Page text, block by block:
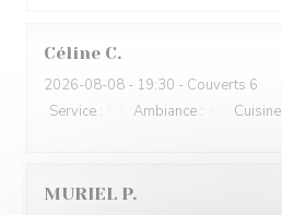
Céline C
2026-08-08 - 19:30 - Couverts 6
Service : Ambiance : Cuisine
MURIEL P